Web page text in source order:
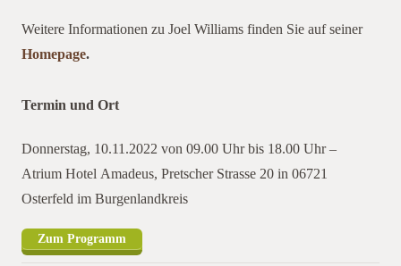
Weitere Informationen zu Joel Williams finden Sie auf seiner
Homepage.
Termin und Ort
Donnerstag, 10.11.2022 von 09.00 Uhr bis 18.00 Uhr –
Atrium Hotel Amadeus, Pretscher Strasse 20 in 06721
Osterfeld im Burgenlandkreis
Zum Programm